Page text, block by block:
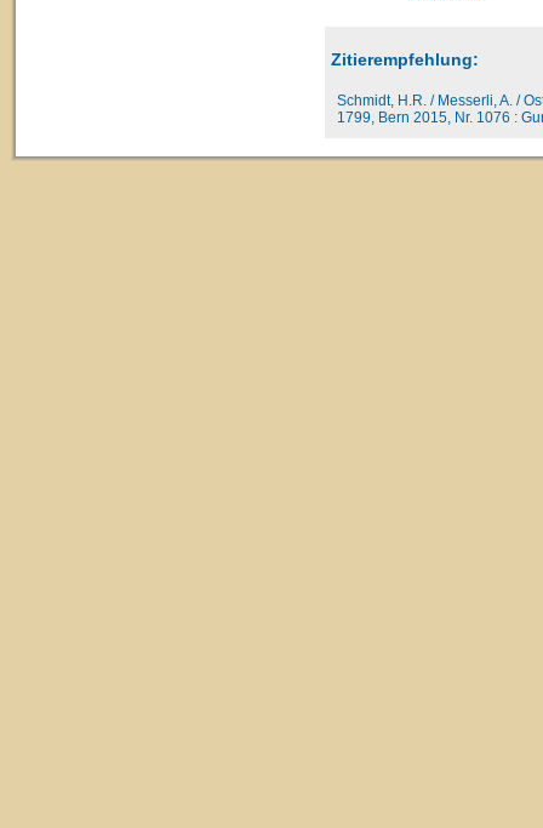
Zitierempfehlung:
Schmidt, H.R. / Messerli, A. /
1799, Bern 2015, Nr. 1076 :